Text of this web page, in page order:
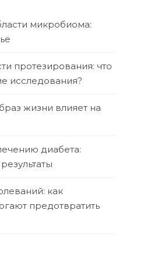
микробиома:
протезирования: что
исследования?
жизни влияет на
диабета:
как
предотвратить